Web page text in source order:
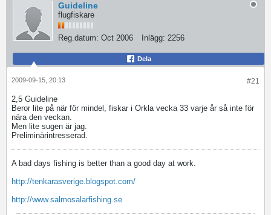
Guideline
flugfiskare
Reg.datum: Oct 2006 Inlägg: 2256
Dela
#21
2009-09-15, 20:13
2,5 Guideline
Beror lite på när för mindel, fiskar i Orkla vecka 33 varje år så inte för
nära den veckan.
Men lite sugen är jag.
Preliminärintresserad.
A bad days fishing is better than a good day at work.
http://tenkarasverige.blogspot.com/
http://www.salmosalarfishing.se